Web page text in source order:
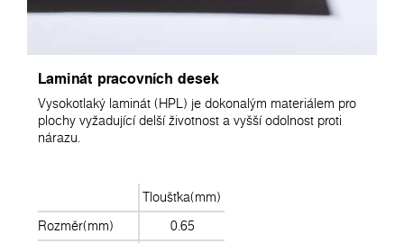
Laminát pracovních desek
Vysokotlaký laminát (HPL) je dokonalým materiálem pro
plochy vyžadující delší životnost a vyšší odolnost proti
nárazu.
Tloušťka(mm)
Rozměr(mm)
0.65